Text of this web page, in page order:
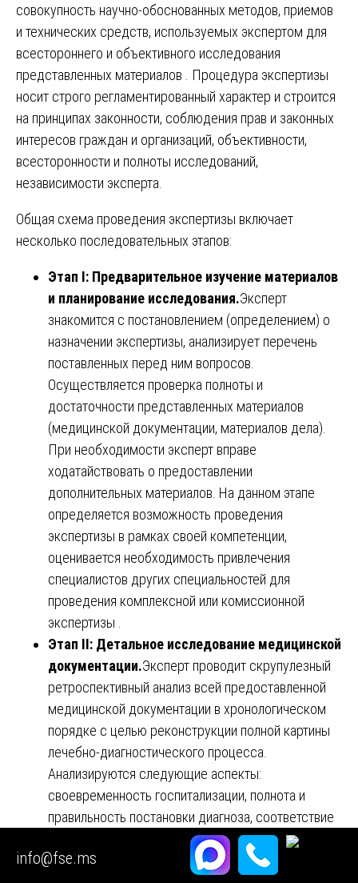
совокупность научно-обоснованных методов, приемов
и технических средств, используемых экспертом для
всестороннего и объективного исследования
представленных материалов . Процедура экспертизы
носит строго регламентированный характер и строится
на принципах законности, соблюдения прав и законных
интересов граждан и организаций, объективности,
всесторонности и полноты исследований,
независимости эксперта.
Общая схема проведения экспертизы включает
несколько последовательных этапов:
Этап I: Предварительное изучение материалов
и планирование исследования.Эксперт
знакомится с постановлением (определением) о
назначении экспертизы, анализирует перечень
поставленных перед ним вопросов.
Осуществляется проверка полноты и
достаточности представленных материалов
(медицинской документации, материалов дела).
При необходимости эксперт вправе
ходатайствовать о предоставлении
дополнительных материалов. На данном этапе
определяется возможность проведения
экспертизы в рамках своей компетенции,
оценивается необходимость привлечения
специалистов других специальностей для
проведения комплексной или комиссионной
экспертизы .
Этап II: Детальное исследование медицинской
документации.Эксперт проводит скрупулезный
ретроспективный анализ всей предоставленной
медицинской документации в хронологическом
порядке с целью реконструкции полной картины
лечебно-диагностического процесса.
Анализируются следующие аспекты:
своевременность госпитализации, полнота и
правильность постановки диагноза, соответствие
проведенного обследования стандартам и
клиническим рекомендациям, обоснованность и
info@fse.ms